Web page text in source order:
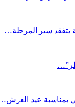
يتفقد سير المرحلة…
بمناسبة عيد